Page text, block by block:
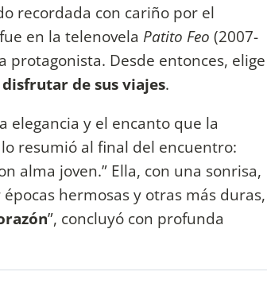
recordada con cariño por el
en la telenovela Patito Feo (2007-
protagonista. Desde entonces, elige
de sus viajes.
elegancia y el encanto que la
resumió al final del encuentro:
alma joven.” Ella, con una sonrisa,
épocas hermosas y otras más duras,
”, concluyó con profunda